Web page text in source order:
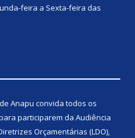
feira a Sexta-feira das
Anapu convida todos os
participarem da Audiência
Orçamentárias (LDO),